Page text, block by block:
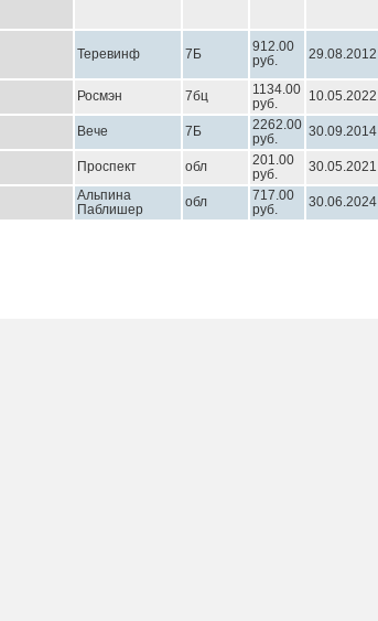
Теревинф 7Б
912.00
руб.
29.08.2012
Росмэн 7бц
1134.00
руб.
10.05.2022
Вече 7Б
2262.00
руб.
30.09.2014
Проспект обл
201.00
руб.
30.05.2021
Альпина
Паблишер
обл
717.00
руб.
30.06.2024